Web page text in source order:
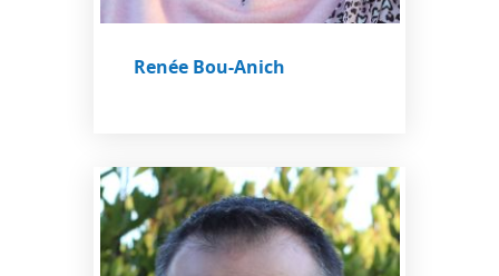
Renée Bou-Anich